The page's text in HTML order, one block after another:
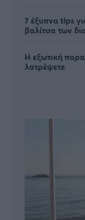
7 έξυπνα tips
βαλίτσα των
Η εξωτική
λατρέψετε